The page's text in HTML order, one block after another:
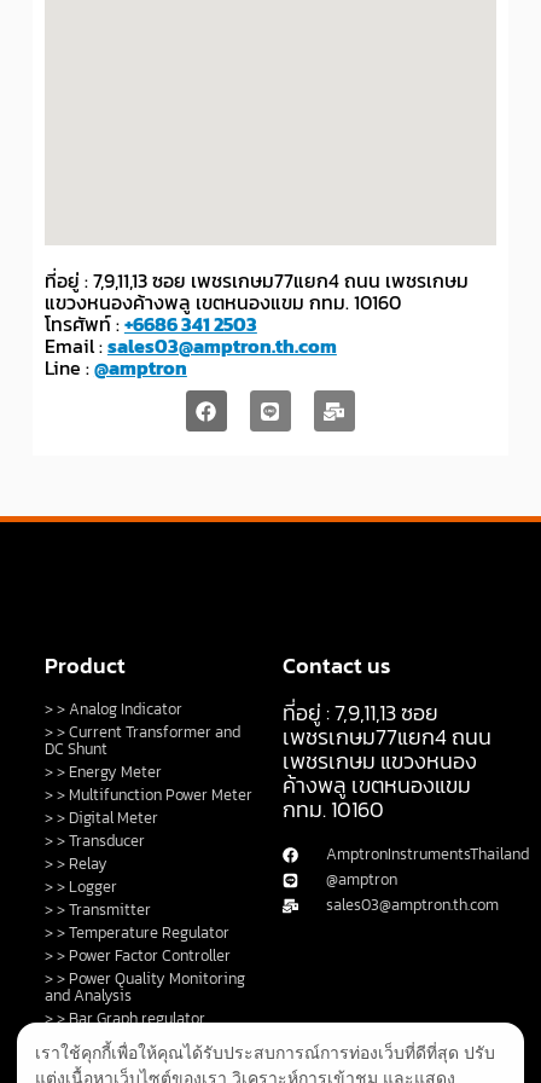
ที่อยู่ : 7,9,11,13 ซอย เพชรเกษม77แยก4 ถนน เพชรเกษม
แขวงหนองค้างพลู เขตหนองแขม กทม. 10160
โทรศัพท์ :+6686 341 2503
Email :sales03@amptron.th.com
Line :@amptron
Product
> > Analog Indicator
> > Current Transformer and
DC Shunt
> > Energy Meter
> > Multifunction Power Meter
> > Digital Meter
> > Transducer
> > Relay
> > Logger
> > Transmitter
> > Temperature Regulator
> > Power Factor Controller
> > Power Quality Monitoring
and Analysis
> > Bar Graph regulator
> > Control Switch and Lamp
> > DC Shunt
Contact us
ที่อยู่ : 7,9,11,13 ซอย
เพชรเกษม77แยก4 ถนน
เพชรเกษม แขวงหนอง
ค้างพลู เขตหนองแขม
กทม. 10160
AmptronInstrumentsThailand
@amptron
sales03@amptron.th.com
เราใช้คุกกี้เพื่อให้คุณได้รับประสบการณ์การท่องเว็บที่ดีที่สุด ปรับ
แต่งเนื้อหาเว็บไซต์ของเรา วิเคราะห์การเข้าชม และแสดง